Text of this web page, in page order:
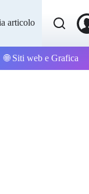
articolo
🌐 Siti web e Grafica